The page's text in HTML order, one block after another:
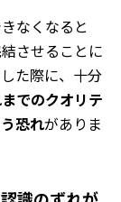
なくなると
させることに
た際に、十分
でのクオリテ
恐れがありま